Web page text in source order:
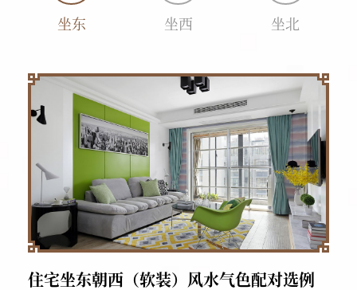
坐东 坐西 坐北
住宅坐东朝西（软装）风水气色配对选例